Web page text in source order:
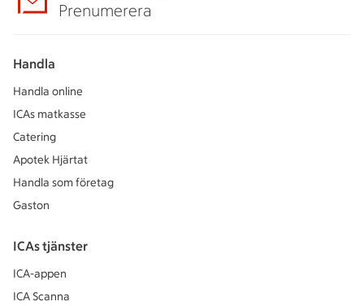
Prenumerera
Handla
Handla online
ICAs matkasse
Catering
Apotek Hjärtat
Handla som företag
Gaston
ICAs tjänster
ICA-appen
ICA Scanna